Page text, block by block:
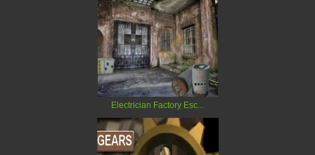
Electrician Factory Esc...